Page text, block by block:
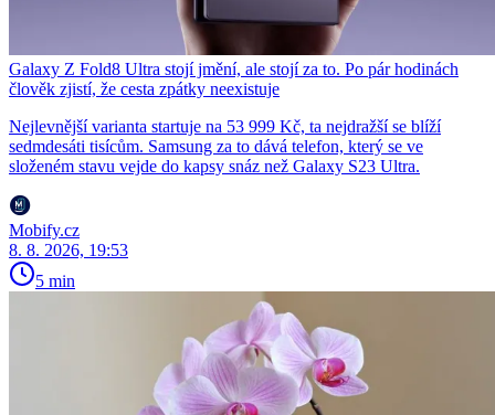
Galaxy Z Fold8 Ultra stojí jmění, ale stojí za to. Po pár hodinách
člověk zjistí, že cesta zpátky neexistuje
Nejlevnější varianta startuje na 53 999 Kč, ta nejdražší se blíží
sedmdesáti tisícům. Samsung za to dává telefon, který se ve
složeném stavu vejde do kapsy snáz než Galaxy S23 Ultra.
Mobify.cz
8. 8. 2026, 19:53
5 min